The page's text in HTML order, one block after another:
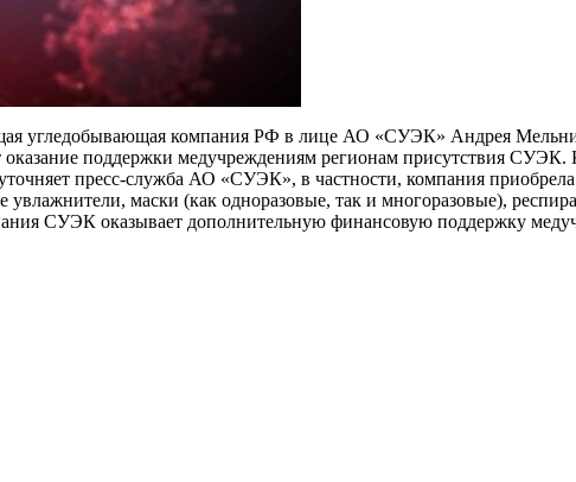
угледобывающая компания РФ в лице АО «СУЭК» Андрея
оказание поддержки медучреждениям регионам присутствия
пресс-служба АО «СУЭК», в частности, компания
маски (как одноразовые, так и многоразовые),
СУЭК оказывает дополнительную финансовую поддержку